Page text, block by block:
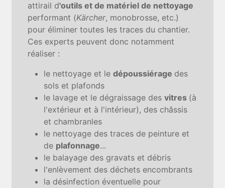
attirail d'outils et de matériel de nettoyage
performant (Kärcher, monobrosse, etc.)
pour éliminer toutes les traces du chantier.
Ces experts peuvent donc notamment
réaliser :
le nettoyage et ledépoussiérage des
sols et plafonds
le lavage et le dégraissage desvitres (à
l'extérieur et à l'intérieur), des châssis
et chambranles
le nettoyage des traces de peinture et
de plafonnage...
le balayage des gravats et débris
l'enlèvement des déchets encombrants
la désinfection éventuelle pour